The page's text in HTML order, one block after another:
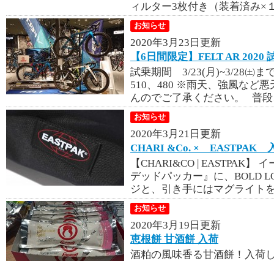
ィルター3枚付き（装着済み
お知らせ
2020年3月23日更新
【6日間限定】FELT AR 2020
試乗期間 3/23(月)~3/28㈯ま
510、480 ※雨天、強風など悪
んのでご了承ください。 普
お知らせ
2020年3月21日更新
CHARI &Co. × EASTPAK
【CHARI&CO | EASTPAK】
デッドパッカー』に、BOLD
ジと、引き手にはマグライ
お知らせ
2020年3月19日更新
恵根餅 甘酒餅 入荷
酒粕の風味香る甘酒餅！入荷